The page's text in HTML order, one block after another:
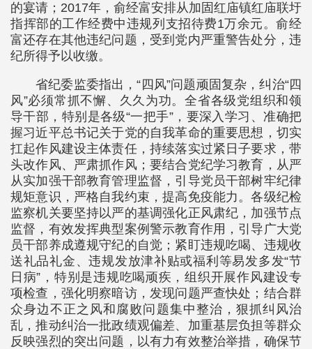
的宴请；2017年，俞经富安排从加固红庙镇红庙联圩
指挥部的工作经费中违规列支招待费1万余元。俞经
富还存在其他违纪问题，受到党内严重警告处分，违
纪所得予以收缴。
省纪委监委指出，“四风”问题顽固复杂，纠治“四
风”必须常抓不懈、久久为功。全省各级党组织和领
导干部，特别是各级“一把手”，要深入学习、准确把
握习近平总书记关于党的自我革命的重要思想，切实
扛起作风建设主体责任，持续落实过紧日子要求，带
头改作风、严肃抓作风；要结合党纪学习教育，从严
从实加强干部教育管理监督，引导党员干部树牢纪律
规矩意识，严格自我约束，提高免疫能力。各级纪检
监察机关要坚持以严的基调强化正风肃纪，加强节点
监督，有效发挥典型案例警示教育作用，引导广大党
员干部养成遵规守纪的自觉；紧盯违规吃喝、违规收
送礼品礼金、违规发放津补贴或福利等易发多发“节
日病”，特别是违规吃喝顽疾，组织开展作风建设专
项检查，强化明察暗访，发现问题严查快处；结合群
众身边不正之风和腐败问题集中整治，狠抓纠风治
乱，推动纠治一批政绩观偏差、加重基层负担等群众
反映强烈的突出问题，以有力有效整治举措，确保节